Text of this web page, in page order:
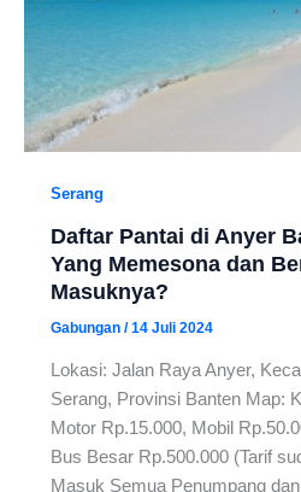
Serang
Daftar Pantai di Anyer
Yang Memesona dan
Masuknya?
Gabungan /14 Juli 2024
Lokasi: Jalan Raya Anyer,
Serang, Provinsi Banten Map:
Motor Rp.15.000, Mobil
Bus Besar Rp.500.000 (Tarif
Masuk Semua Penumpang